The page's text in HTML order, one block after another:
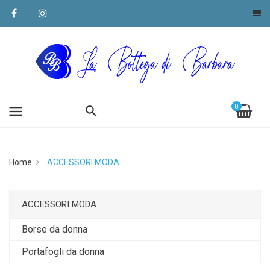
menu 0
Home ACCESSORI MODA
ACCESSORI MODA
Borse da donna
Portafogli da donna